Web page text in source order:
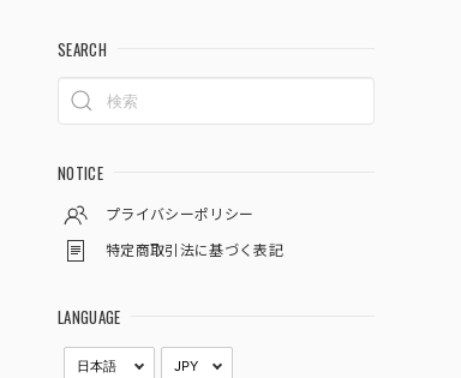
SEARCH
NOTICE
プライバシーポリシー
特定商取引法に基づく表記
LANGUAGE